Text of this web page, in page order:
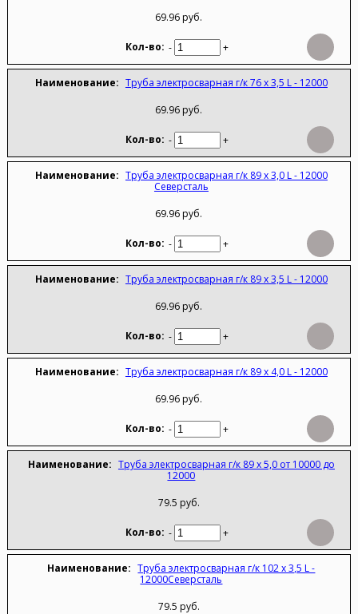
69.96 руб.
- +
Труба электросварная г/к 76 х 3,5 L - 12000
69.96 руб.
- +
Труба электросварная г/к 89 х 3,0 L - 12000
Северсталь
69.96 руб.
- +
Труба электросварная г/к 89 х 3,5 L - 12000
69.96 руб.
- +
Труба электросварная г/к 89 х 4,0 L - 12000
69.96 руб.
- +
Труба электросварная г/к 89 х 5,0 от 10000 до
12000
79.5 руб.
- +
Труба электросварная г/к 102 х 3,5 L -
12000Северсталь
79.5 руб.